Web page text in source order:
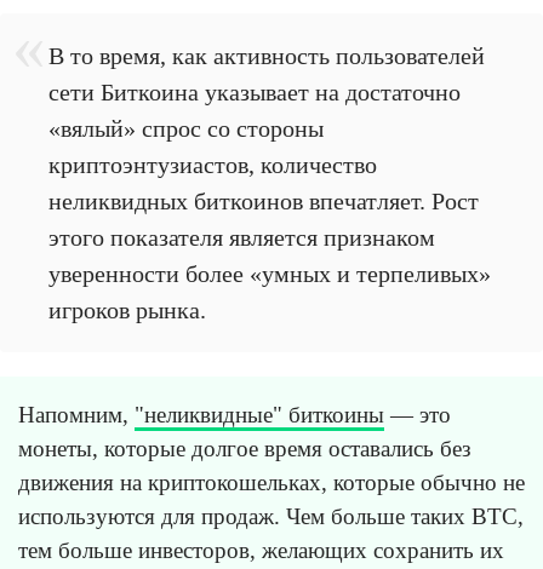
В то время, как активность пользователей
сети Биткоина указывает на достаточно
«вялый» спрос со стороны
криптоэнтузиастов, количество
неликвидных биткоинов впечатляет. Рост
этого показателя является признаком
уверенности более «умных и терпеливых»
игроков рынка.
Напомним, "неликвидные" биткоины— это
монеты, которые долгое время оставались без
движения на криптокошельках, которые обычно не
используются для продаж. Чем больше таких BTC,
тем больше инвесторов, желающих сохранить их